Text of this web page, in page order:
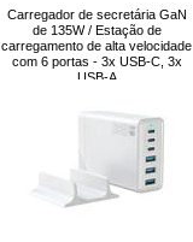
Carregador de secretária GaN
de 135W / Estação de
carregamento de alta velocidade
com 6 portas - 3x USB-C, 3x
USB-A